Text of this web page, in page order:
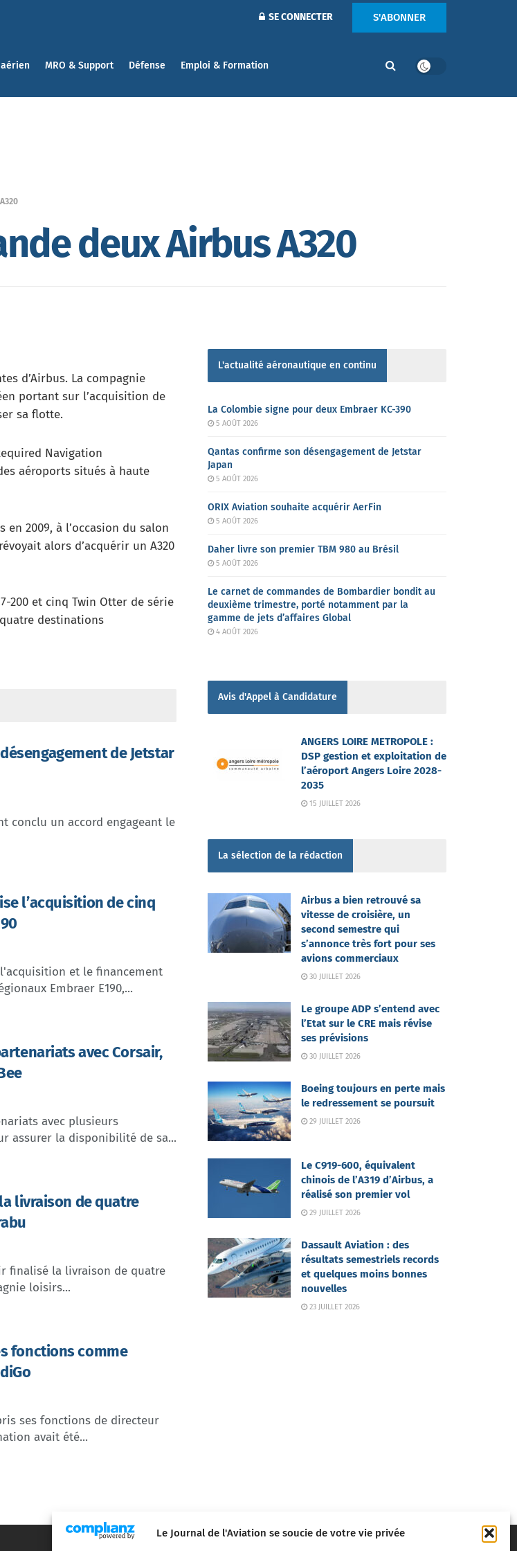
Le Journal de l'Aviation se soucie de votre vie privée
SE CONNECTER S'ABONNER
MRO & Support Défense Emploi & Formation
deux Airbus A320
d’Airbus. La compagnie
portant sur l’acquisition de
sa flotte.
Navigation
aéroports situés à haute
2009, à l’occasion du salon
alors d’acquérir un A320
200 et cinq Twin Otter de série
destinations
de Jetstar
conclu un accord engageant le
l’acquisition de cinq
et le financement
Embraer E190,...
avec Corsair,
avec plusieurs
assurer la disponibilité de sa...
livraison de quatre
finalisé la livraison de quatre
loisirs...
fonctions comme
ses fonctions de directeur
avait été...
L'actualité aéronautique en continu
La Colombie signe pour deux Embraer KC-390
5 AOÛT 2026
Qantas confirme son désengagement de Jetstar
Japan
5 AOÛT 2026
ORIX Aviation souhaite acquérir AerFin
5 AOÛT 2026
Daher livre son premier TBM 980 au Brésil
5 AOÛT 2026
Le carnet de commandes de Bombardier bondit au
deuxième trimestre, porté notamment par la
gamme de jets d’affaires Global
4 AOÛT 2026
Avis d'Appel à Candidature
ANGERS LOIRE METROPOLE :
DSP gestion et exploitation de
l’aéroport Angers Loire 2028-
2035
15 JUILLET 2026
La sélection de la rédaction
Airbus a bien retrouvé sa
vitesse de croisière, un
second semestre qui
s’annonce très fort pour ses
avions commerciaux
30 JUILLET 2026
Le groupe ADP s’entend avec
l’Etat sur le CRE mais révise
ses prévisions
30 JUILLET 2026
Boeing toujours en perte mais
le redressement se poursuit
29 JUILLET 2026
Le C919-600, équivalent
chinois de l’A319 d’Airbus, a
réalisé son premier vol
29 JUILLET 2026
Dassault Aviation : des
résultats semestriels records
et quelques moins bonnes
nouvelles
23 JUILLET 2026